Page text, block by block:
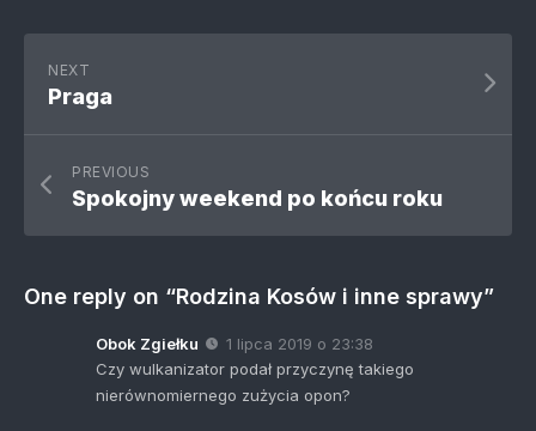
NEXT
Praga
PREVIOUS
Spokojny weekend po końcu roku
One reply on “Rodzina Kosów i inne sprawy”
Obok Zgiełku
1 lipca 2019 o 23:38
Czy wulkanizator podał przyczynę takiego
nierównomiernego zużycia opon?